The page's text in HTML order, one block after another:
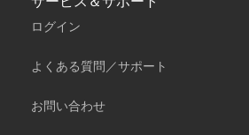
ログイン
よくある質問／サポート
お問い合わせ